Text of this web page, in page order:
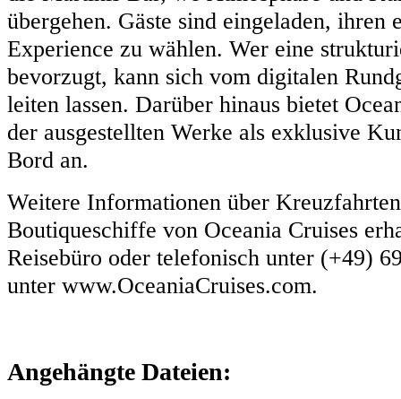
übergehen. Gäste sind eingeladen, ihren
Experience zu wählen. Wer eine
bevorzugt, kann sich vom digitalen
leiten lassen. Darüber hinaus bietet
der ausgestellten Werke als exklusive
Bord an.
Weitere Informationen über
Boutiqueschiffe von Oceania Cruises
Reisebüro oder telefonisch unter (+49)
unter www.OceaniaCruises.com.
Angehängte Dateien: